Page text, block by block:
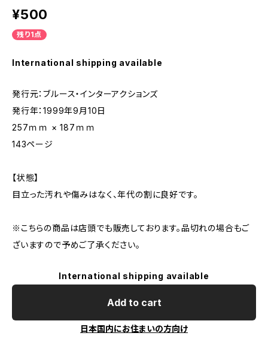
¥500
残り1点
International shipping available
発行元：ブルース・インターアクションズ
発行年：1999年9月10日
257ｍｍ × 187ｍｍ
143ページ
【状態】
目立った汚れや傷みはなく、年代の割に良好です。
※こちらの商品は店頭でも販売しております。品切れの場合もご
ざいますので予めご了承ください。
International shipping available
Add to cart
日本国内にお住まいの方向け